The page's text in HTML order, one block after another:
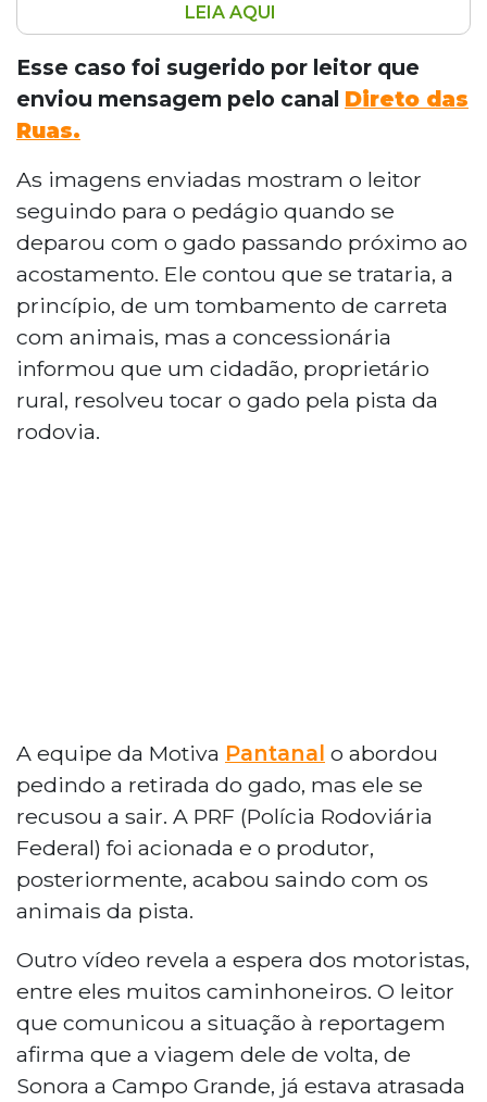
Pelo menos 11 bois foram flagrados na
pista da BR-163/MS, no km 702, em Rio
Verde. Um produtor rural tocou o gado
pela rodovia e se recusou a retirá-los após
ser abordado pela concessionária Motiva
Pantanal. A PRF foi acionada e o
proprietário retirou os animais. Motoristas
ficaram parados, agravando atrasos
causados por obras no trecho. A pista foi
liberada por volta das 17 horas.
LEIA AQUI
Esse caso foi sugerido por leitor que
enviou mensagem pelo canal Direto das
Ruas.
As imagens enviadas mostram o leitor
seguindo para o pedágio quando se
deparou com o gado passando próximo ao
acostamento. Ele contou que se trataria, a
princípio, de um tombamento de carreta
com animais, mas a concessionária
informou que um cidadão, proprietário
rural, resolveu tocar o gado pela pista da
rodovia.
A equipe da Motiva Pantanal o abordou
pedindo a retirada do gado, mas ele se
recusou a sair. A PRF (Polícia Rodoviária
Federal) foi acionada e o produtor,
posteriormente, acabou saindo com os
animais da pista.
Outro vídeo revela a espera dos motoristas,
entre eles muitos caminhoneiros. O leitor
que comunicou a situação à reportagem
afirma que a viagem dele de volta, de
Sonora a Campo Grande, já estava atrasada